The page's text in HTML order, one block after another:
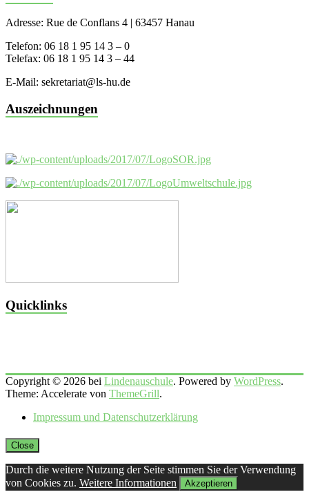
Adresse: Rue de Conflans 4 | 63457 Hanau
Telefon: 06 18 1 95 14 3 – 0
Telefax: 06 18 1 95 14 3 – 44
E-Mail: sekretariat@ls-hu.de
Auszeichnungen
Quicklinks
Copyright © 2026 bei Lindenauschule. Powered by WordPress.
Theme: Accelerate von ThemeGrill.
Impressum und Datenschutzerklärung
Close
Durch die weitere Nutzung der Seite stimmen Sie der Verwendung
von Cookies zu. Weitere Informationen Akzeptieren